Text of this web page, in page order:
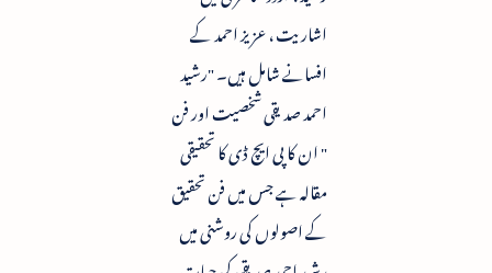
اشاریت ، عزیز احمد کے
افسانے شامل ہیں۔ "رشید
احمد صدیقی شخصیت اور فن
" ان کا پی ایچ ڈی کا تحقیقی
مقالہ ہے جس میں فن تحقیق
کے اصولوں کی روشنی میں